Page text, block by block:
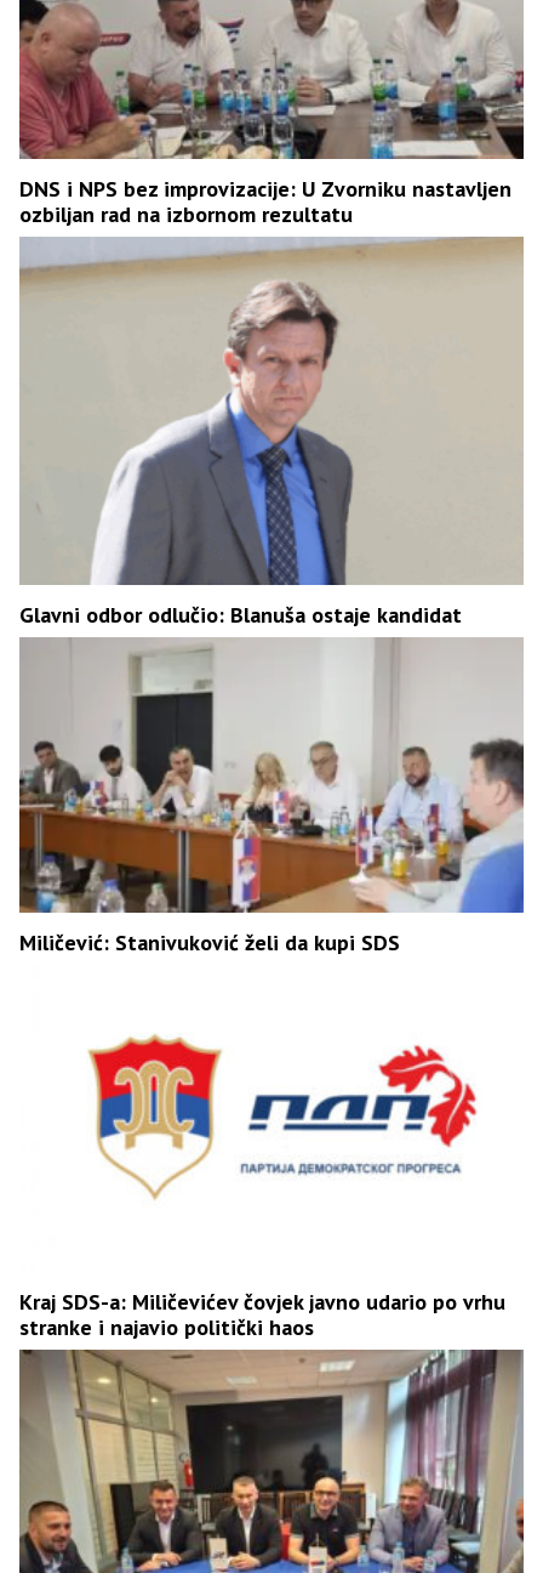
DNS i NPS bez improvizacije: U Zvorniku nastavljen
ozbiljan rad na izbornom rezultatu
Glavni odbor odlučio: Blanuša ostaje kandidat
Miličević: Stanivuković želi da kupi SDS
Kraj SDS-a: Miličevićev čovjek javno udario po vrhu
stranke i najavio politički haos